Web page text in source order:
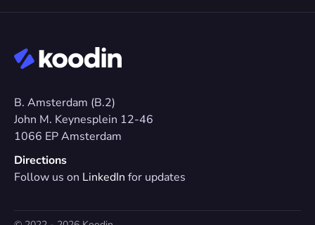
B. Amsterdam (B.2)
John M. Keynesplein 12-46
1066 EP Amsterdam
Directions
Follow us on LinkedIn for updates